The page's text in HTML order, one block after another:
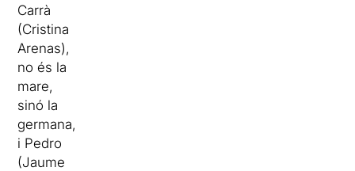
Carrà
(Cristina
Arenas),
no és la
mare,
sinó la
germana,
i Pedro
(Jaume